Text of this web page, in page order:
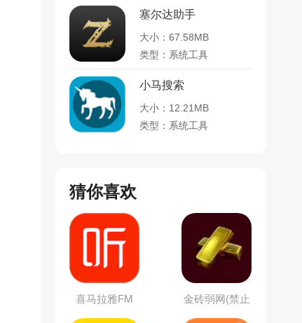
塞尔达助手
大小：67.58MB
类型：系统工具
小马搜索
大小：12.21MB
类型：系统工具
猜你喜欢
喜马拉雅FM
金砖弱网(禁止
倒卖)